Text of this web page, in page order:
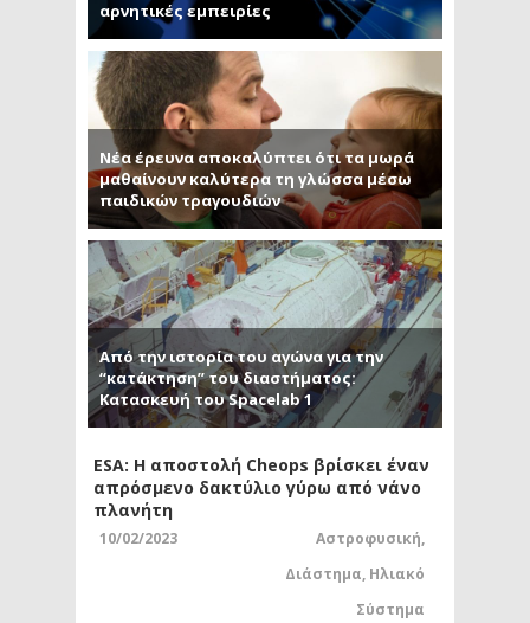
αρνητικές εμπειρίες
Νέα έρευνα αποκαλύπτει ότι τα μωρά
μαθαίνουν καλύτερα τη γλώσσα μέσω
παιδικών τραγουδιών
Από την ιστορία του αγώνα για την
“κατάκτηση” του διαστήματος:
Κατασκευή του Spacelab 1
ESA: Η αποστολή Cheops βρίσκει έναν
απρόσμενο δακτύλιο γύρω από νάνο
πλανήτη
10/02/2023 Αστροφυσική,
Διάστημα, Ηλιακό
Σύστημα